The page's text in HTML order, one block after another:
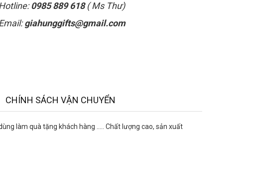
0985 889 618( Ms Thư)
giahunggifts@gmail.com
CHÍNH SÁCH VẬN CHUYỂN
làm quà tặng khách hàng ..... Chất lượng cao, sản xuất